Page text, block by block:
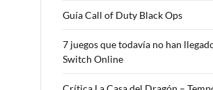
Guía Call of Duty Black Ops
7 juegos que todavía no han
Switch Online